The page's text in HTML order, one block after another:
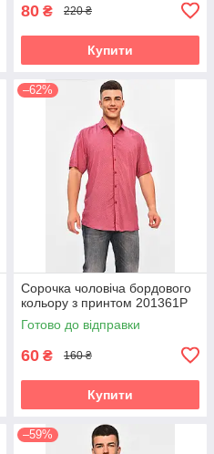
80 ₴ 220 ₴
Купити
–62%
Сорочка чоловіча бордового
кольору з принтом 201361P
Готово до відправки
60 ₴ 160 ₴
Купити
–59%